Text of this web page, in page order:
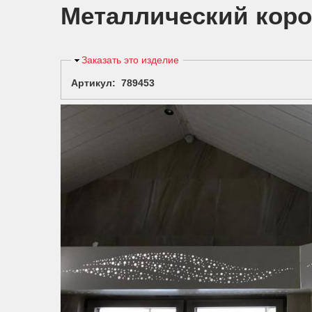
Металлический
Скрыть
Заказать это изделие
Артикул: 789453